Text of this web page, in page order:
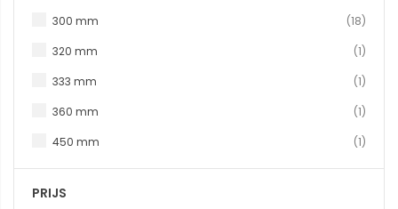
300 mm 18
320 mm 1
333 mm 1
360 mm 1
450 mm 1
PRIJS